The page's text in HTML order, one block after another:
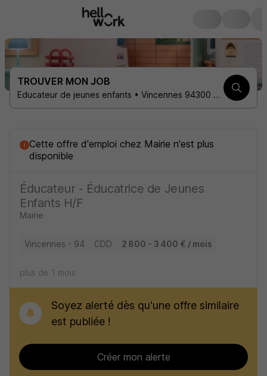
TROUVER MON JOB
Educateur de jeunes enfants • Vincennes 94300 • 1 contrat
Cette offre d'emploi chez Mairie n'est plus
disponible
Éducateur - Éducatrice de Jeunes
Enfants H/F
Mairie
Vincennes - 94 CDD 2 800 - 3 400 € / mois
plus de 1 mois
Soyez alerté dès qu'une offre similaire
est publiée !
Créer mon alerte